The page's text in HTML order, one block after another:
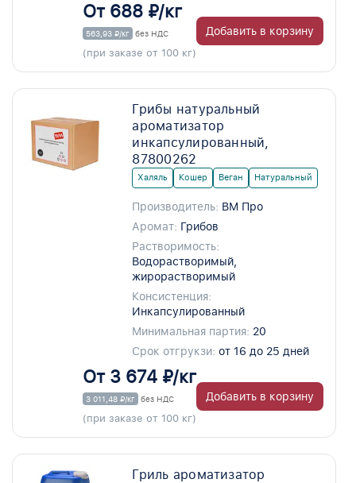
От 688 ₽/кг
563,93 ₽/кг без НДС
(при заказе от 100 кг)
Добавить в корзину
Грибы натуральный
ароматизатор
инкапсулированный,
87800262
Халяль Кошер Веган Натуральный
Производитель: ВМ Про
Аромат: Грибов
Растворимость:
Водорастворимый,
жирорастворимый
Консистенция:
Инкапсулированный
Минимальная партия: 20
Срок отгрукзи: от 16 до 25 дней
От 3 674 ₽/кг
3 011,48 ₽/кг без НДС
(при заказе от 100 кг)
Добавить в корзину
Гриль ароматизатор